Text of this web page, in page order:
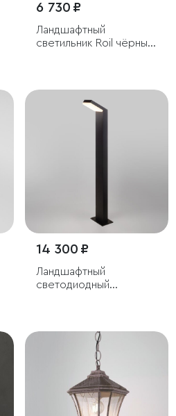
6 730 ₽
Ландшафтный
светильник Roil чёрный
14 300 ₽
Ландшафтный
светодиодный